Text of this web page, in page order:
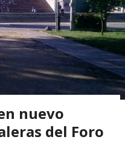
nuevo
del Foro